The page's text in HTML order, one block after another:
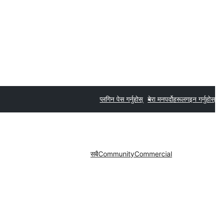
प्लगिन पेस गर्नुहोस् मेरा मनपर्दोहरूलगइन गर्नुहोस्
सबैCommunityCommercial